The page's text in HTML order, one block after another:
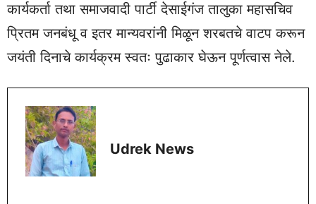
कार्यकर्ता तथा समाजवादी पार्टी देसाईगंज तालुका महासचिव
प्रितम जनबंधू व इतर मान्यवरांनी मिळून शरबतचे वाटप करून
जयंती दिनाचे कार्यक्रम स्वतः पुढाकार घेऊन पूर्णत्वास नेले.
Udrek News